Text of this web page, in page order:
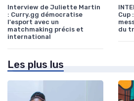
Interview de Juliette Martin
: Curry.gg démocratise
l'esport avec un
matchmaking précis et
international
Cup
du
Les plus lus